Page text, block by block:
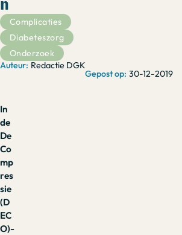
n
Redactie DGK
30-12-2019
Complicaties
Diabeteszorg
Onderzoek
In
de
De
Co
mp
res
sie
(D
EC
O)-